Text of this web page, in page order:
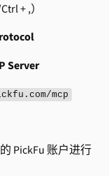
+ ,）
Server
mcp
PickFu 账户进行